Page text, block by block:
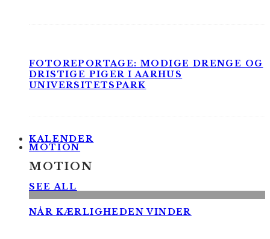
FOTOREPORTAGE: MODIGE DRENGE OG
DRISTIGE PIGER I AARHUS
UNIVERSITETSPARK
KALENDER
MOTION
MOTION
SEE ALL
NÅR KÆRLIGHEDEN VINDER